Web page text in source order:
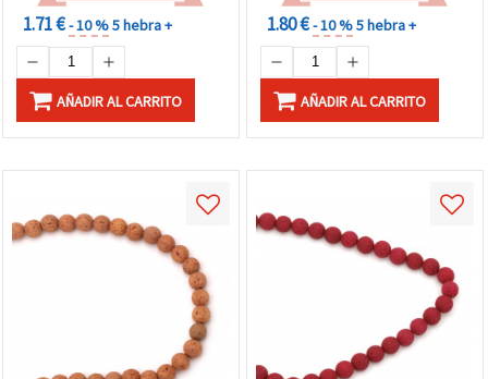
1.71 €- 10 %5 hebra +
AÑADIR AL CARRITO
1.80 €- 10 %5 hebra +
AÑADIR AL CARRITO